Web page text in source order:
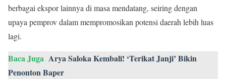
berbagai ekspor lainnya di masa mendatang, seiring dengan
upaya pemprov dalam mempromosikan potensi daerah lebih luas
lagi.
Baca Juga Arya Saloka Kembali! ‘Terikat Janji’ Bikin
Penonton Baper